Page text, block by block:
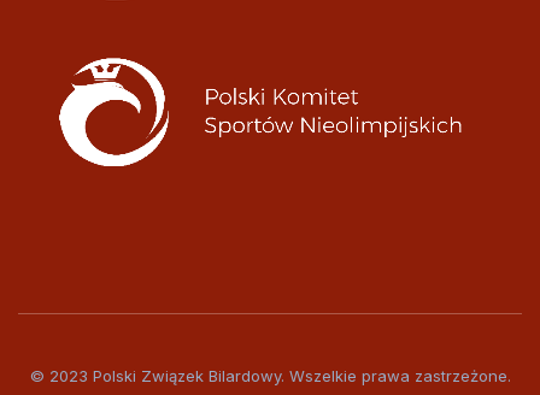
© 2023 Polski Związek Bilardowy. Wszelkie prawa zastrzeżone.